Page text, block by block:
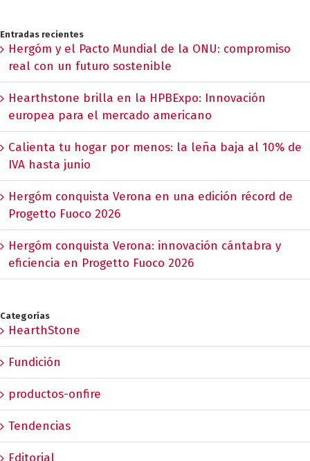
Entradas recientes
Hergóm y el Pacto Mundial de la ONU: compromiso
real con un futuro sostenible
Hearthstone brilla en la HPBExpo: Innovación
europea para el mercado americano
Calienta tu hogar por menos: la leña baja al 10% de
IVA hasta junio
Hergóm conquista Verona en una edición récord de
Progetto Fuoco 2026
Hergóm conquista Verona: innovación cántabra y
eficiencia en Progetto Fuoco 2026
Categorías
HearthStone
Fundición
productos-onfire
Tendencias
Editorial